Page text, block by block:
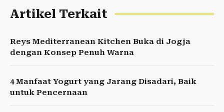
Artikel Terkait
Reys Mediterranean Kitchen Buka di Jogja
dengan Konsep Penuh Warna
4 Manfaat Yogurt yang Jarang Disadari, Baik
untuk Pencernaan